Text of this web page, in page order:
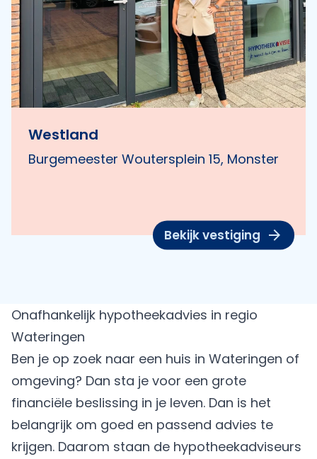
Westland
Burgemeester Woutersplein 15, Monster
Bekijk vestiging
Onafhankelijk hypotheekadvies in regio
Wateringen
Ben je op zoek naar een huis in Wateringen of
omgeving? Dan sta je voor een grote
financiële beslissing in je leven. Dan is het
belangrijk om goed en passend advies te
krijgen. Daarom staan de hypotheekadviseurs